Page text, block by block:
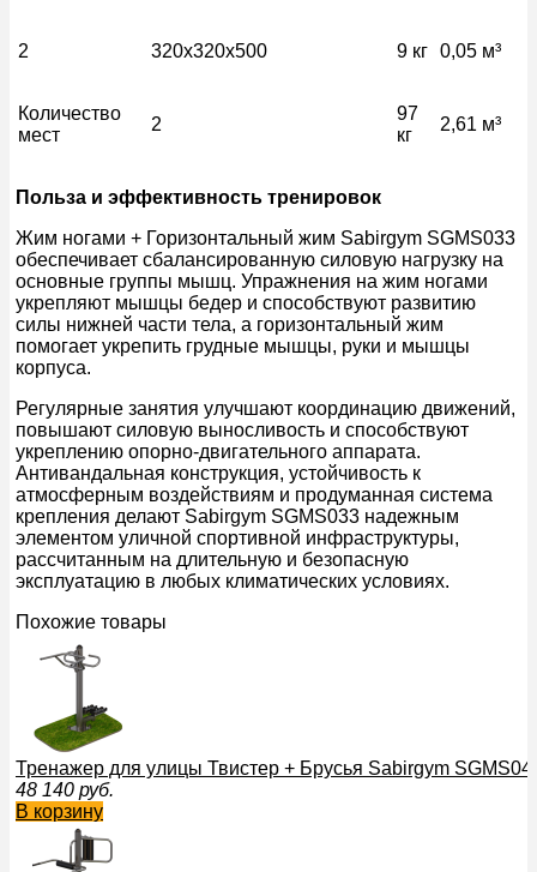
2 320x320x500 9 кг 0,05 м³
Количество
мест
2
97
кг
2,61 м³
Польза и эффективность тренировок
Жим ногами + Горизонтальный жим Sabirgym SGMS033
обеспечивает сбалансированную силовую нагрузку на
основные группы мышц. Упражнения на жим ногами
укрепляют мышцы бедер и способствуют развитию
силы нижней части тела, а горизонтальный жим
помогает укрепить грудные мышцы, руки и мышцы
корпуса.
Регулярные занятия улучшают координацию движений,
повышают силовую выносливость и способствуют
укреплению опорно-двигательного аппарата.
Антивандальная конструкция, устойчивость к
атмосферным воздействиям и продуманная система
крепления делают Sabirgym SGMS033 надежным
элементом уличной спортивной инфраструктуры,
рассчитанным на длительную и безопасную
эксплуатацию в любых климатических условиях.
Похожие товары
Тренажер для улицы Твистер + Брусья Sabirgym
48 140 руб.
В корзину